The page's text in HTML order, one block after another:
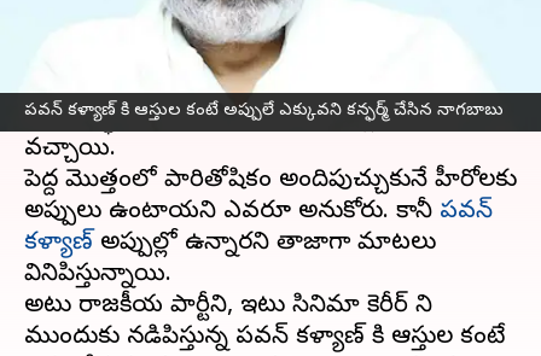
పవన్ కళ్యాణ్ కి ఆస్తుల కంటే అప్పులే ఎక్కువని కన్ఫర్మ్ చేసిన నాగబాబు
ఈ వార్తాకథనం ఏంటి
తెలుగు సినిమా హీరోల్లో ఎక్కువ రెమ్యునరేషన్
తీసుకునే ఇద్దరు ముగ్గురు హీరోల్లో పవన్ కళ్యాణ్
మొదటి స్థానంలో ఉంటారని చాలాసార్లు వార్తలు
వచ్చాయి.
పెద్ద మొత్తంలో పారితోషికం అందిపుచ్చుకునే హీరోలకు
అప్పులు ఉంటాయని ఎవరూ అనుకోరు. కానీ పవన్
కళ్యాణ్ అప్పుల్లో ఉన్నారని తాజాగా మాటలు
వినిపిస్తున్నాయి.
అటు రాజకీయ పార్టీని, ఇటు సినిమా కెరీర్ ని
ముందుకు నడిపిస్తున్న పవన్ కళ్యాణ్ కి ఆస్తుల కంటే